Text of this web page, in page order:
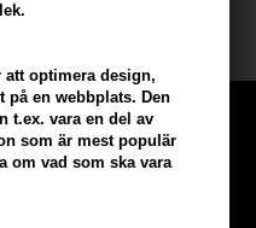
optimera design,
på en webbplats. Den
t.ex. vara en del av
som är mest populär
om vad som ska vara